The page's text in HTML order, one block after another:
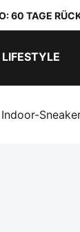
60 TAGE
LIFESTYLE